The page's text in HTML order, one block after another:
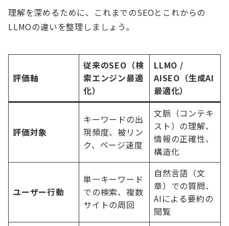
理解を深めるために、これまでのSEOとこれからの
LLMOの違いを整理しましょう。
評価軸
従来のSEO（検
索エンジン最適
化）
LLMO /
AISEO（生成AI
最適化）
評価対象
キーワードの出
現頻度、被リン
ク、ページ速度
文脈（コンテキ
スト）の理解、
情報の正確性、
構造化
ユーザー行動
単一キーワード
での検索、複数
サイトの周回
自然言語（文
章）での質問、
AIによる要約の
閲覧